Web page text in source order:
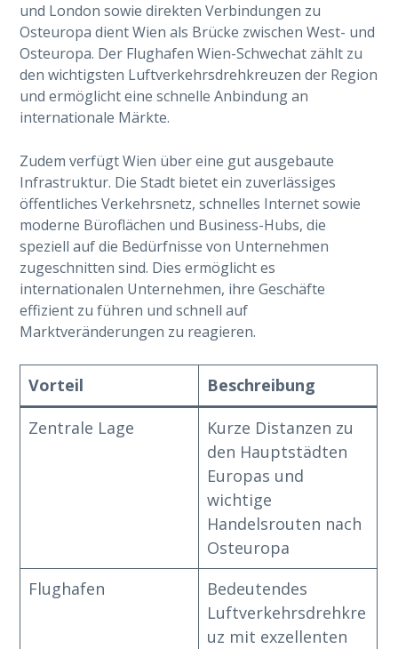
und London sowie direkten Verbindungen zu
Osteuropa dient Wien als Brücke zwischen West- und
Osteuropa. Der Flughafen Wien-Schwechat zählt zu
den wichtigsten Luftverkehrsdrehkreuzen der Region
und ermöglicht eine schnelle Anbindung an
internationale Märkte.
Zudem verfügt Wien über eine gut ausgebaute
Infrastruktur. Die Stadt bietet ein zuverlässiges
öffentliches Verkehrsnetz, schnelles Internet sowie
moderne Büroflächen und Business-Hubs, die
speziell auf die Bedürfnisse von Unternehmen
zugeschnitten sind. Dies ermöglicht es
internationalen Unternehmen, ihre Geschäfte
effizient zu führen und schnell auf
Marktveränderungen zu reagieren.
Vorteil
Beschreibung
Zentrale Lage
Kurze Distanzen zu
den Hauptstädten
Europas und
wichtige
Handelsrouten nach
Osteuropa
Flughafen
Bedeutendes
Luftverkehrsdrehkre
uz mit exzellenten